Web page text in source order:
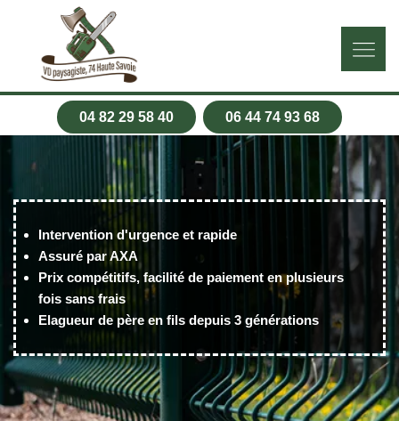
04 82 29 58 40 06 44 74 93 68
Intervention d'urgence et rapide
Assuré par AXA
Prix compétitifs, facilité de paiement en plusieurs
fois sans frais
Elagueur de père en fils depuis 3 générations